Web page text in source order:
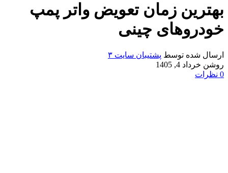
بهترین زمان تعویض واتر پمپ
خودروهای چینی
ارسال شده توسط پشتیبان سایت ۳
روشن خرداد 4, 1405
0 نظرات